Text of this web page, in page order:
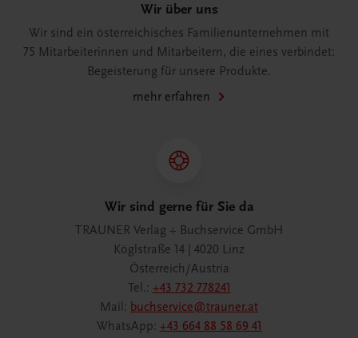
Wir über uns
Wir sind ein österreichisches Familienunternehmen mit
75 Mitarbeiterinnen und Mitarbeitern, die eines verbindet:
Begeisterung für unsere Produkte.
mehr erfahren
Wir sind gerne für Sie da
TRAUNER Verlag + Buchservice GmbH
Köglstraße 14 | 4020 Linz
Österreich/Austria
Tel.: +43 732 778241
Mail: buchservice@trauner.at
WhatsApp: +43 664 88 58 69 41